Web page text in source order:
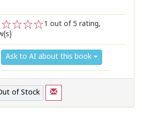
2
1 out of 5 rating,
Ask to AI about this book
of Stock